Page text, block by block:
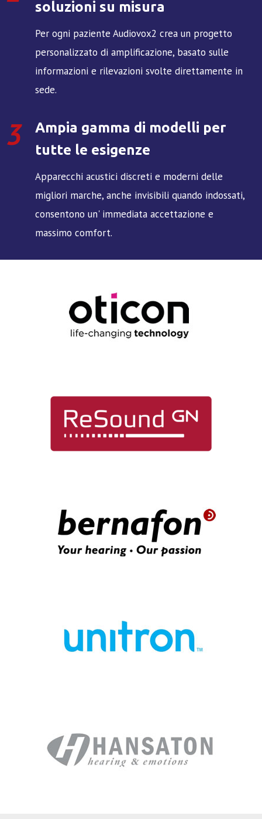
soluzioni su misura
Per ogni paziente Audiovox2 crea un progetto
personalizzato di amplificazione, basato sulle
informazioni e rilevazioni svolte direttamente in
sede.
3
Ampia gamma di modelli per
tutte le esigenze
Apparecchi acustici discreti e moderni delle
migliori marche, anche invisibili quando indossati,
consentono un' immediata accettazione e
massimo comfort.